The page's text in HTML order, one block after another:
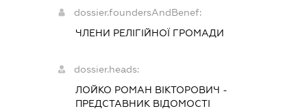
dossier.foundersAndBenef:
ЧЛЕНИ РЕЛІГІЙНОЇ ГРОМАДИ
dossier.heads:
ЛОЙКО РОМАН ВІКТОРОВИЧ -
ПРЕДСТАВНИКВІДОМОСТІ